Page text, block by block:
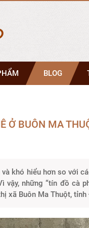
BLOG
Ở BUÔN MA
khó hiểu hơn so với
những “tín đồ cà
xã Buôn Ma Thuột, tỉnh